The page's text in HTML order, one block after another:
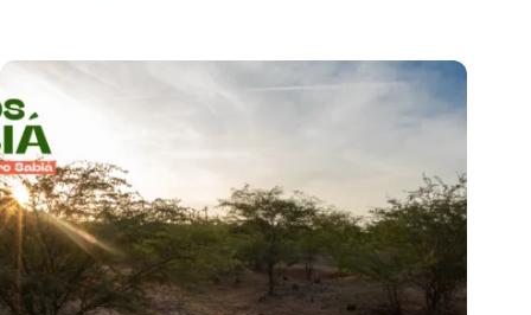
do
Sabiá